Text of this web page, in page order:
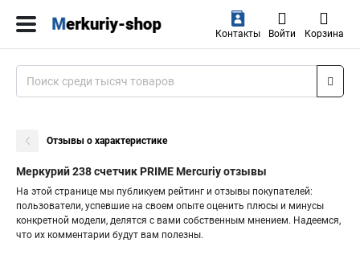
Контакты Войти Корзина
Отзывы о характеристике
Меркурий 238 счетчик PRIME Mercuriy отзывы
На этой странице мы публикуем рейтинг и отзывы покупателей:
пользователи, успевшие на своем опыте оценить плюсы и минусы
конкретной модели, делятся с вами собственным мнением. Надеемся,
что их комментарии будут вам полезны.